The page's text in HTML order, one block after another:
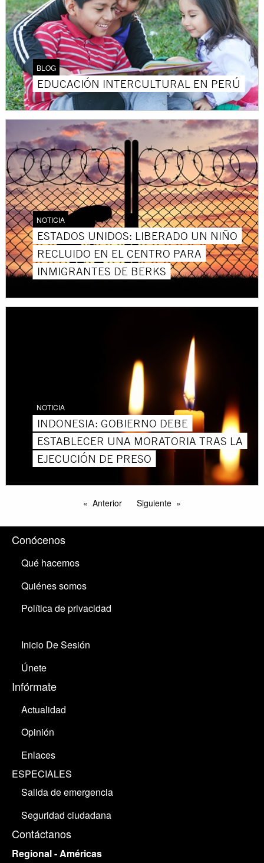
BLOG
EDUCACIÓN INTERCULTURAL EN PERÚ
NOTICIA
ESTADOS UNIDOS: LIBERADO UN NIÑO
RECLUIDO EN EL CENTRO PARA
INMIGRANTES DE BERKS
NOTICIA
INDONESIA: GOBIERNO DEBE
ESTABLECER UNA MORATORIA TRAS LA
EJECUCIÓN DE PRESO
Anterior Siguiente
Conócenos
Qué hacemos
Quiénes somos
Política de privacidad
Inicio De Sesión
Únete
Infórmate
Actualidad
Opinión
Enlaces
ESPECIALES
Salida de emergencia
Seguridad ciudadana
Contáctanos
Regional - Américas